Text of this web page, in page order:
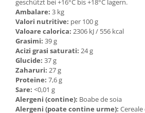
geschützt bei +16°C bis +18°C lagern.
Ambalare: 3 kg
Valori nutritive: per 100 g
Valoare calorica: 2306 kJ / 556 kcal
Grasimi: 39 g
Acizi grasi saturati: 24 g
Glucide: 37 g
Zaharuri: 27 g
Proteine: 7,6 g
Sare: <0,01 g
Alergeni (contine): Boabe de soia
Alergeni (poate contine urme):